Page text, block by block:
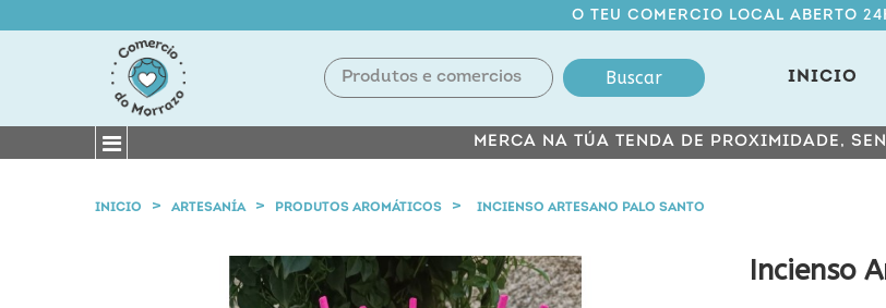
O TEU COMERCIO LOCAL ABERTO
Buscar INICIO
MERCA NA TÚA TENDA DE PROXIMIDADE,
INICIO ARTESANÍA PRODUTOS AROMÁTICOS INCIENSO ARTESANO PALO SANTO
Incienso